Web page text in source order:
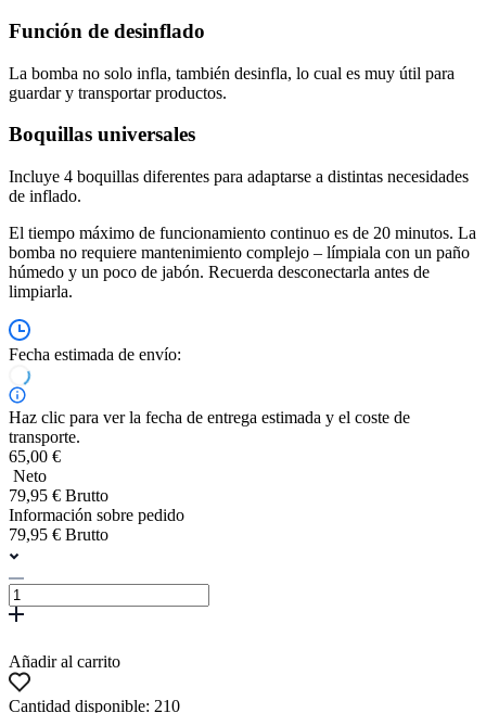
Función de desinflado
La bomba no solo infla, también desinfla, lo cual es muy útil para
guardar y transportar productos.
Boquillas universales
Incluye 4 boquillas diferentes para adaptarse a distintas necesidades
de inflado.
El tiempo máximo de funcionamiento continuo es de 20 minutos. La
bomba no requiere mantenimiento complejo – límpiala con un paño
húmedo y un poco de jabón. Recuerda desconectarla antes de
limpiarla.
Fecha estimada de envío:
Haz clic para ver la fecha de entrega estimada y el coste de
transporte.
65,00 €
Neto
79,95 € Brutto
Información sobre pedido
79,95 € Brutto
Añadir al carrito
Cantidad disponible: 210